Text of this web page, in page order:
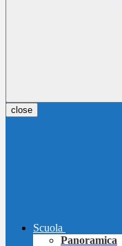
close
Scuola
Panoramica